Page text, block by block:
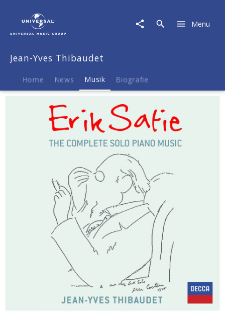
Thibaudet
Sämtliche
Menu
Jean-Yves Thibaudet
Home News Musik Biografie